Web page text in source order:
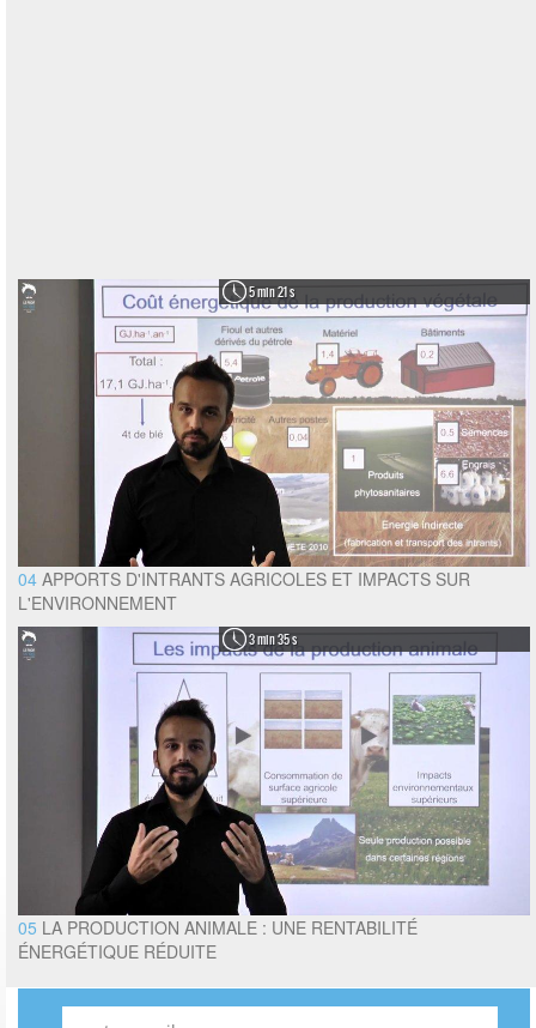
5 min 21 s
04 APPORTS D'INTRANTS AGRICOLES ET IMPACTS SUR
L'ENVIRONNEMENT
3 min 35 s
05 LA PRODUCTION ANIMALE : UNE RENTABILITÉ
ÉNERGÉTIQUE RÉDUITE